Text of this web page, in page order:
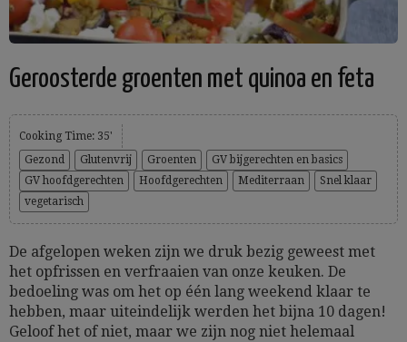
Geroosterde groenten met quinoa en feta
Cooking Time: 35'
Gezond
Glutenvrij Groenten
GV bijgerechten en basics
GV hoofdgerechten
Hoofdgerechten Mediterraan
Snel klaar
vegetarisch
De afgelopen weken zijn we druk bezig geweest met
het opfrissen en verfraaien van onze keuken. De
bedoeling was om het op één lang weekend klaar te
hebben, maar uiteindelijk werden het bijna 10 dagen!
Geloof het of niet, maar we zijn nog niet helemaal